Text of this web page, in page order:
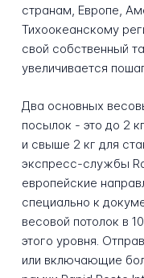
странам, Европе,
Тихоокеанскому
свой собственный
увеличивается
Два основных
посылок - это до 2
и свыше 2 кг для
экспресс-службы
европейские
специально к
весовой потолок в
этого уровня.
или включающие